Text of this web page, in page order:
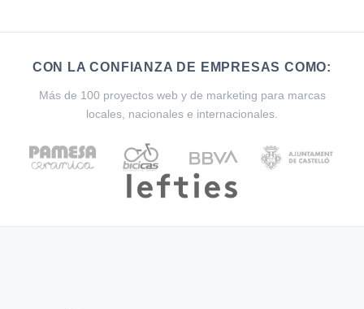
CON LA CONFIANZA DE EMPRESAS COMO:
Más de 100 proyectos web y de marketing para marcas
locales, nacionales e internacionales.